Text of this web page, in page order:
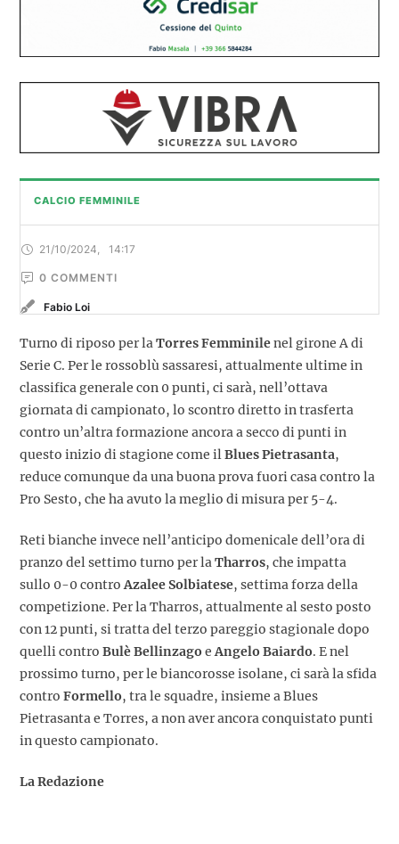
CALCIO FEMMINILE
21/10/2024, 14:17
0 COMMENTI
Fabio Loi
Turno di riposo per laTorres Femminilenel girone A di
Serie C. Per le rossoblù sassaresi, attualmente ultime in
classifica generale con 0 punti, ci sarà, nell’ottava
giornata di campionato, lo scontro diretto in trasferta
contro un’altra formazione ancora a secco di punti in
questo inizio di stagione come ilBlues Pietrasanta,
reduce comunque da una buona prova fuori casa contro la
Pro Sesto, che ha avuto la meglio di misura per 5-4.
Reti bianche invece nell’anticipo domenicale dell’ora di
pranzo del settimo turno per laTharros, che impatta
sullo 0-0 controAzalee Solbiatese, settima forza della
competizione. Per la Tharros, attualmente al sesto posto
con 12 punti, si tratta del terzo pareggio stagionale dopo
quelli contro Bulè Bellinzago eAngelo Baiardo. E nel
prossimo turno, per le biancorosse isolane, ci sarà la sfida
contro Formello, tra le squadre, insieme a Blues
Pietrasanta e Torres, a non aver ancora conquistato punti
in questo campionato.
La Redazione